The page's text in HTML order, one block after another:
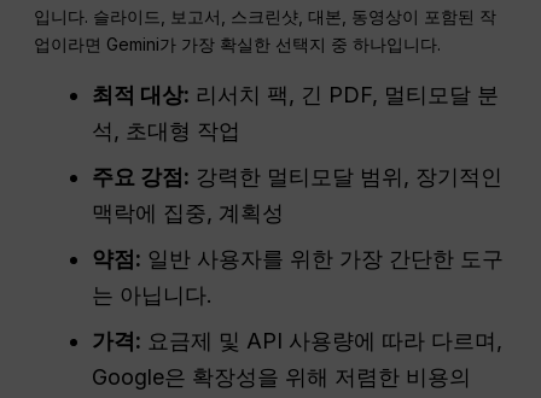
입니다. 슬라이드, 보고서, 스크린샷, 대본, 동영상이 포함된 작
업이라면 Gemini가 가장 확실한 선택지 중 하나입니다.
최적 대상: 리서치 팩, 긴 PDF, 멀티모달 분
석, 초대형 작업
주요 강점: 강력한 멀티모달 범위, 장기적인
맥락에 집중, 계획성
약점: 일반 사용자를 위한 가장 간단한 도구
는 아닙니다.
가격: 요금제 및 API 사용량에 따라 다르며,
Google은 확장성을 위해 저렴한 비용의